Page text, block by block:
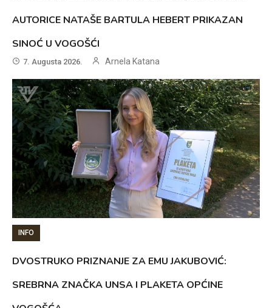
AUTORICE NATAŠE BARTULA HEBERT PRIKAZAN
SINOĆ U VOGOŠĆI
7. Augusta 2026. Arnela Katana
INFO
DVOSTRUKO PRIZNANJE ZA EMU JAKUBOVIĆ:
SREBRNA ZNAČKA UNSA I PLAKETA OPĆINE